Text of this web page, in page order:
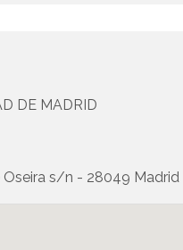
DE MADRID
s/n - 28049 Madrid